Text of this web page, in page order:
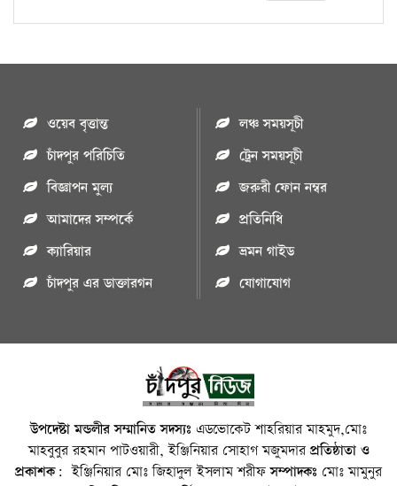
ওয়েব বৃত্তান্ত
চাঁদপুর পরিচিতি
বিজ্ঞাপন মুল্য
আমাদের সম্পর্কে
ক্যারিয়ার
চাঁদপুর এর ডাক্তারগন
লঞ্চ সময়সূচী
ট্রেন সময়সূচী
জরুরী ফোন নম্বর
প্রতিনিধি
ভ্রমন গাইড
যোগাযোগ
উপদেষ্টা মন্ডলীর সম্মানিত সদস্যঃ এডভোকেট শাহরিয়ার মাহমুদ,মোঃ
মাহবুবুর রহমান পাটওয়ারী, ইঞ্জিনিয়ার সোহাগ মজুমদারপ্রতিষ্ঠাতা ও
প্রকাশক: ইঞ্জিনিয়ার মোঃ জিহাদুল ইসলাম শরীফসম্পাদকঃ মোঃ মামুনুর